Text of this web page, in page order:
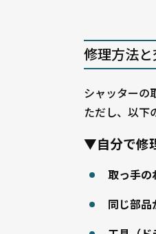
修理方法
シャッターの
ただし、以下
▼自分で修
取っ手の
同じ部品